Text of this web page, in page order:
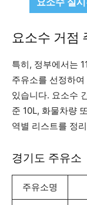
요소수 거점
특히, 정부에서는
주유소를 선정하
있습니다. 요소수
준 10L, 화물차량
역별 리스트를 정
경기도 주유소
주유소명